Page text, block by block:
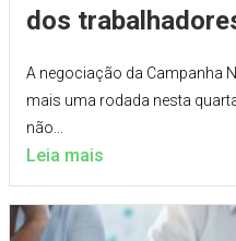
dos
A negociação da Campanha
mais uma rodada nesta
não...
Leia mais